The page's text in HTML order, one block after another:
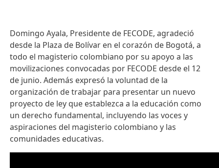
Domingo Ayala, Presidente de FECODE, agradeció
desde la Plaza de Bolívar en el corazón de Bogotá, a
todo el magisterio colombiano por su apoyo a las
movilizaciones convocadas por FECODE desde el 12
de junio. Además expresó la voluntad de la
organización de trabajar para presentar un nuevo
proyecto de ley que establezca a la educación como
un derecho fundamental, incluyendo las voces y
aspiraciones del magisterio colombiano y las
comunidades educativas.